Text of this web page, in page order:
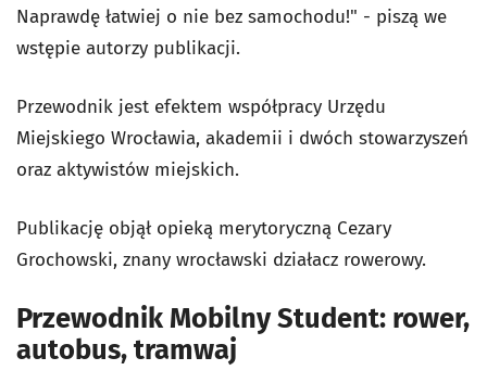
Naprawdę łatwiej o nie bez samochodu!" - piszą we
wstępie autorzy publikacji.
Przewodnik jest efektem współpracy Urzędu
Miejskiego Wrocławia, akademii i dwóch stowarzyszeń
oraz aktywistów miejskich.
Publikację objął opieką merytoryczną Cezary
Grochowski, znany wrocławski działacz rowerowy.
Przewodnik Mobilny Student: rower,
autobus, tramwaj